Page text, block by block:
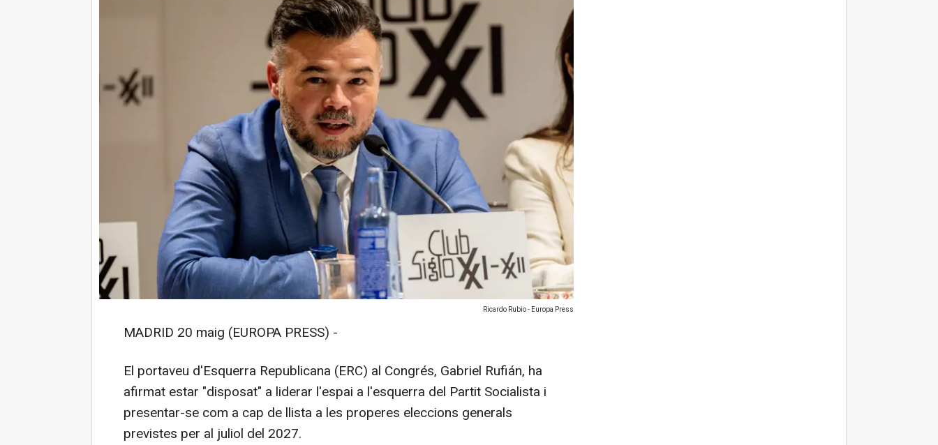
Ricardo Rubio - Europa Press
MADRID 20 maig (EUROPA PRESS) -
El portaveu d'Esquerra Republicana (ERC) al Congrés, Gabriel Rufián, ha
afirmat estar "disposat" a liderar l'espai a l'esquerra del Partit Socialista i
presentar-se com a cap de llista a les properes eleccions generals
previstes per al juliol del 2027.